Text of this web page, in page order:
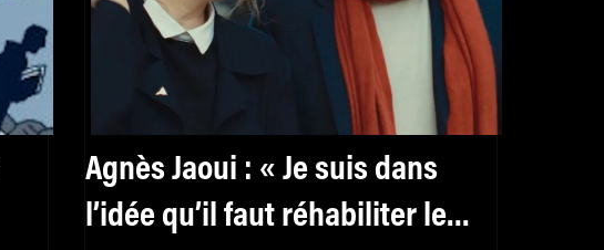
Agnès Jaoui : « Je suis dans
l’idée qu’il faut réhabiliter le